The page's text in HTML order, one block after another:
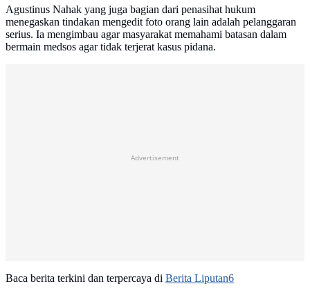
Agustinus Nahak yang juga bagian dari penasihat hukum
menegaskan tindakan mengedit foto orang lain adalah pelanggaran
serius. Ia mengimbau agar masyarakat memahami batasan dalam
bermain medsos agar tidak terjerat kasus pidana.
Advertisement
Baca berita terkini dan terpercaya di Berita Liputan6